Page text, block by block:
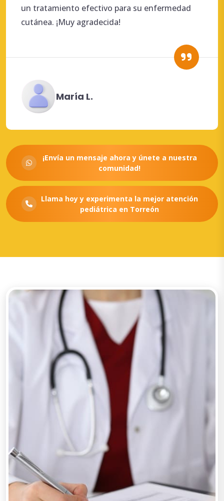
un tratamiento efectivo para su enfermedad
cutánea. ¡Muy agradecida!
María L.
¡Envía un mensaje ahora y únete a nuestra
comunidad!
Llama hoy y experimenta la mejor atención
pediátrica en Torreón